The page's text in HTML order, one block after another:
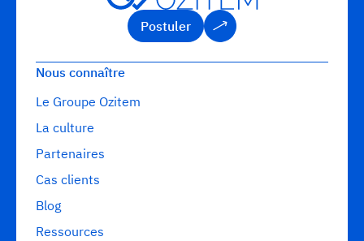
Postuler
Postuler
Nous connaître
Le Groupe Ozitem
La culture
Partenaires
Cas clients
Blog
Ressources